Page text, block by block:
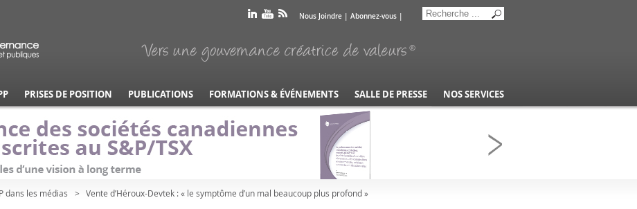
Nous Joindre | Abonnez-vous |
PRISES DE POSITION PUBLICATIONS FORMATIONS & ÉVÉNEMENTS SALLE DE PRESSE NOS SERVICES
dans les médias Vente d’Héroux-Devtek : « le symptôme d’un mal beaucoup plus profond »